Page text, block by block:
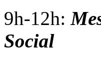
9h-12h:
Social